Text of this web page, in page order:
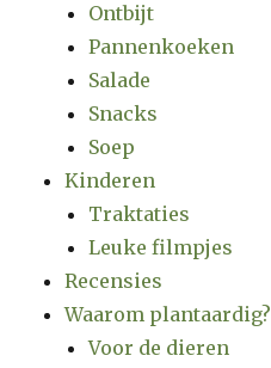
Ontbijt
Pannenkoeken
Salade
Snacks
Soep
Kinderen
Traktaties
Leuke filmpjes
Recensies
Waarom plantaardig?
Voor de dieren